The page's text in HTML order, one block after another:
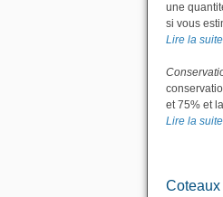
une
si vous
Lire la
et 75% et
Lire la